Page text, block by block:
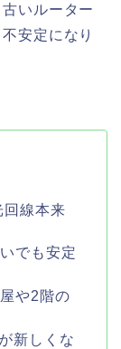
いルーター
安定になり
線本来
でも安定
や2階の
新しくな